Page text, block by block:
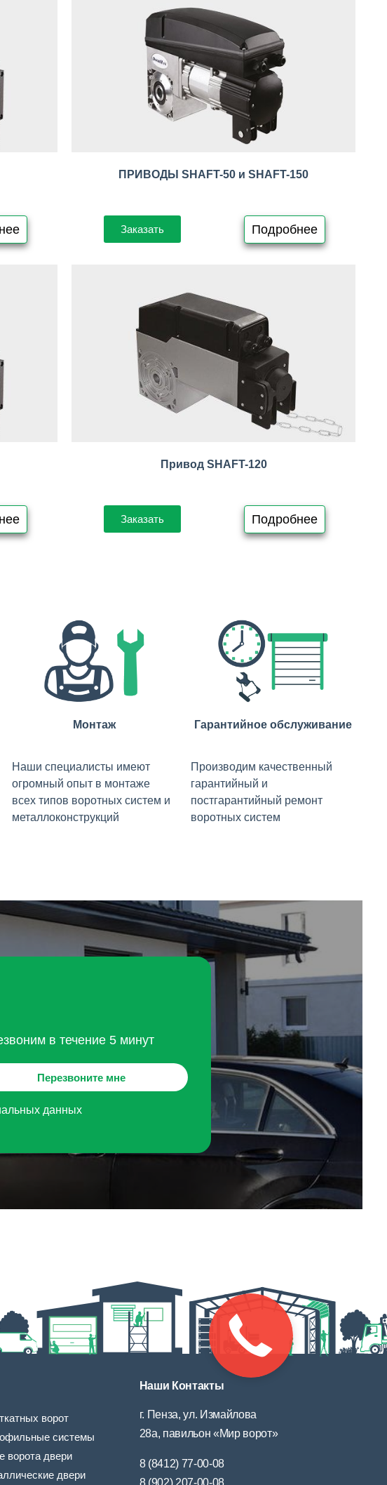
ПРИВОДЫ SHAFT-50 и SHAFT-150
Заказать Подробнее
Привод SHAFT-120
Заказать Подробнее
Монтаж
Наши специалисты имеют
огромный опыт в монтаже
всех типов воротных систем и
металлоконструкций
Гарантийное обслуживание
Производим качественный
гарантийный и
постгарантийный ремонт
воротных систем
в течение 5 минут
Перезвоните мне
данных
ворот
системы
ворота двери
двери
Наши Контакты
г. Пенза, ул. Измайлова
28а, павильон «Мир ворот»
8 (8412) 77-00-08